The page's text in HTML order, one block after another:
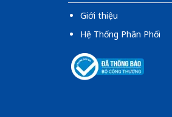
Giới thiệu
Hệ Thống Phân Phối